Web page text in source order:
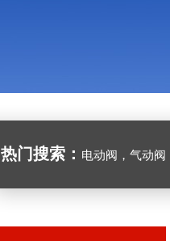
热门搜索： 电动阀，气动阀